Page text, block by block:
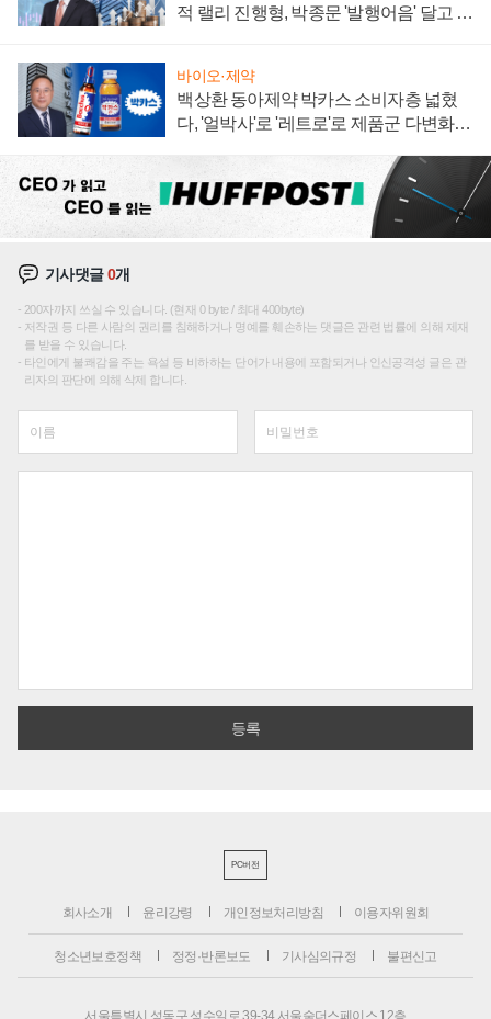
적 랠리 진행형, 박종문 '발행어음' 달고 연
바이오·제약
백상환 동아제약 박카스 소비자층 넓혔
다, '얼박사'로 '레트로'로 제품군 다변화
기사댓글0개
200자까지 쓰실 수 있습니다. (현재 0 byte / 최대 400byte)
저작권 등 다른 사람의 권리를 침해하거나 명예를 훼손하는 댓글은 관련 법률에 의해 제재
를 받을 수 있습니다.
타인에게 불쾌감을 주는 욕설 등 비하하는 단어가 내용에 포함되거나 인신공격성 글은 관
리자의 판단에 의해 삭제 합니다.
PC버전
회사소개 윤리강령 개인정보처리방침 이용자위원회
청소년보호정책 정정·반론보도 기사심의규정 불편신고
서울특별시 성동구 성수일로 39-34 서울숲더스페이스 12층